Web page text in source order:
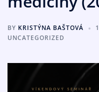
BY KRISTÝNA BAŠTOVÁ
UNCATEGORIZED